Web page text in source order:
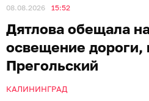
08.08.2026 15:52
Дятлова обещала
освещение дороги,
Прегольский
КАЛИНИНГРАД